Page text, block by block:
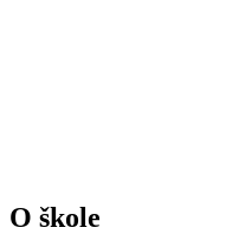
O škole